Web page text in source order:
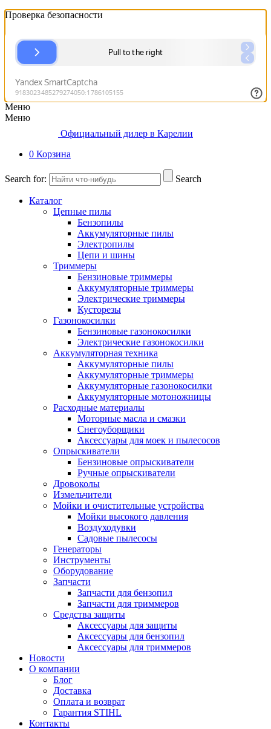
Проверка безопасности
Меню
Меню
Официальный дилер в Карелии
0 Корзина
Search for: Search
Каталог
Цепные пилы
Бензопилы
Аккумуляторные пилы
Электропилы
Цепи и шины
Триммеры
Бензиновые триммеры
Аккумуляторные триммеры
Электрические триммеры
Кусторезы
Газонокосилки
Бензиновые газонокосилки
Электрические газонокосилки
Аккумуляторная техника
Аккумуляторные пилы
Аккумуляторные триммеры
Аккумуляторные газонокосилки
Аккумуляторные мотоножницы
Расходные материалы
Моторные масла и смазки
Снегоуборщики
Аксессуары для моек и пылесосов
Опрыскиватели
Бензиновые опрыскиватели
Ручные опрыскиватели
Дровоколы
Измельчители
Мойки и очистительные устройства
Мойки высокого давления
Воздуходувки
Садовые пылесосы
Генераторы
Инструменты
Оборудование
Запчасти
Запчасти для бензопил
Запчасти для триммеров
Средства защиты
Аксессуары для защиты
Аксессуары для бензопил
Аксессуары для триммеров
Новости
О компании
Блог
Доставка
Оплата и возврат
Гарантия STIHL
Контакты